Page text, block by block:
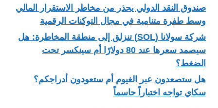
صندوق النقد الدولي يحذر من مخاطر الاستقرار المالي
وسط طفرة متنامية في مجال التوكنات الرقمية
شركة سولانا (SOL) تنزلق إلى منطقة المخاطرة: هل
سيصمد سعرها عند 80 دولارًا أم سينكسر تحت
الضغط؟
هل ستصعدون عبر الغيوم أم ستعودون أدراجكم؟
سكاي تواجه اختباراً حاسماً